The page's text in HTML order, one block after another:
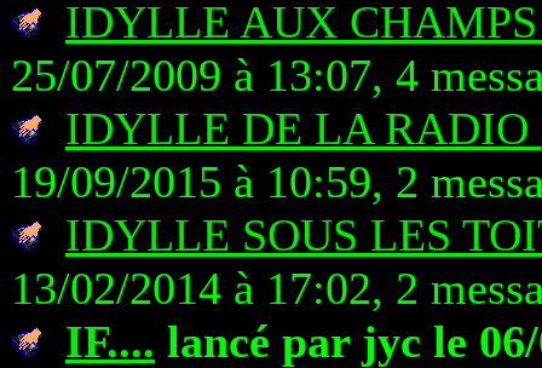
IDYLLE AUX
25/07/2009 à 13:07, 4
IDYLLE DE LA RADIO
19/09/2015 à 10:59, 2
IDYLLE SOUS LES
13/02/2014 à 17:02, 2
IF.... lancé par jyc le 06/